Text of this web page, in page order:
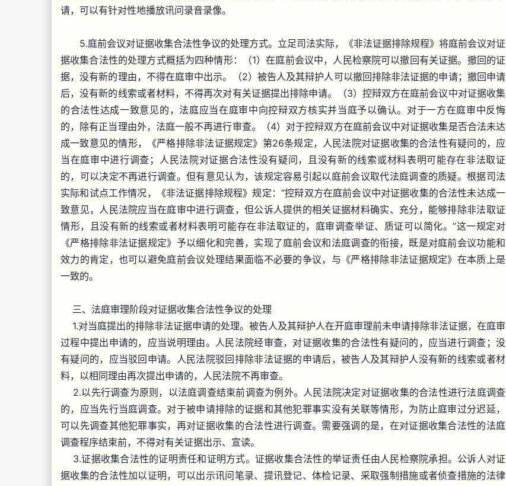
请，可以有针对性地播放讯问录音录像。
5.庭前会议对证据收集合法性争议的处理方式。立足司法实际，《非法证据排除规程》将庭前会议对证
据收集合法性的处理方式概括为四种情形：（1）在庭前会议中，人民检察院可以撤回有关证据。撤回的证
据，没有新的理由，不得在庭审中出示。（2）被告人及其辩护人可以撤回排除非法证据的申请；撤回申请
后，没有新的线索或者材料，不得再次对有关证据提出排除申请。（3）控辩双方在庭前会议中对证据收集
的合法性达成一致意见的，法庭应当在庭审中向控辩双方核实并当庭予以确认。对于一方在庭审中反悔
的，除有正当理由外，法庭一般不再进行审查。（4）对于控辩双方在庭前会议中对证据收集是否合法未达
成一致意见的情形，《严格排除非法证据规定》第26条规定，人民法院对证据收集的合法性有疑问的，应
当在庭审中进行调查；人民法院对证据合法性没有疑问，且没有新的线索或材料表明可能存在非法取证
的，可以决定不再进行调查。但有意见认为，该规定容易引起以庭前会议取代法庭调查的质疑。根据司法
实际和试点工作情况，《非法证据排除规程》规定：“控辩双方在庭前会议中对证据收集的合法性未达成一
致意见，人民法院应当在庭审中进行调查，但公诉人提供的相关证据材料确实、充分，能够排除非法取证
情形，且没有新的线索或者材料表明可能存在非法取证的，庭审调查举证、质证可以简化。”这一规定对
《严格排除非法证据规定》予以细化和完善，实现了庭前会议和法庭调查的衔接，既是对庭前会议功能和
效力的肯定，也可以避免庭前会议处理结果面临不必要的争议，与《严格排除非法证据规定》在本质上是
一致的。
三、法庭审理阶段对证据收集合法性争议的处理
1.对当庭提出的排除非法证据申请的处理。被告人及其辩护人在开庭审理前未申请排除非法证据，在庭审
过程中提出申请的，应当说明理由。人民法院经审查，对证据收集的合法性有疑问的，应当进行调查；没
有疑问的，应当驳回申请。人民法院驳回排除非法证据的申请后，被告人及其辩护人没有新的线索或者材
料，以相同理由再次提出申请的，人民法院不再审查。
2.以先行调查为原则，以法庭调查结束前调查为例外。人民法院决定对证据收集的合法性进行法庭调查
的，应当先行当庭调查。对于被申请排除的证据和其他犯罪事实没有关联等情形，为防止庭审过分迟延，
可以先调查其他犯罪事实，再对证据收集的合法性进行调查。需要强调的是，在对证据收集合法性的法庭
调查程序结束前，不得对有关证据出示、宣读。
3.证据收集合法性的证明责任和证明方式。证据收集合法性的举证责任由人民检察院承担。公诉人对证
据收集的合法性加以证明，可以出示讯问笔录、提讯登记、体检记录、采取强制措施或者侦查措施的法律